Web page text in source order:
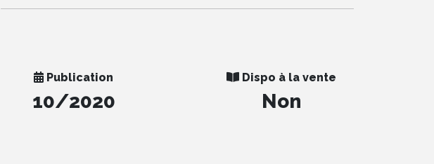
Publication
10/2020
Dispo à la vente
Non